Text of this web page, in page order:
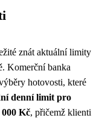
znát aktuální limity
Komerční banka
hotovosti, které
denní limit pro
Kč, přičemž klienti